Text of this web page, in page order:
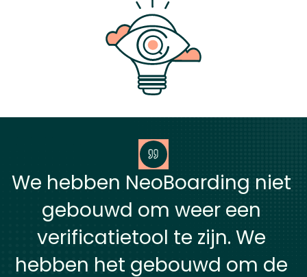
We hebben NeoBoarding niet
gebouwd om weer een
verificatietool te zijn. We
hebben het gebouwd om de